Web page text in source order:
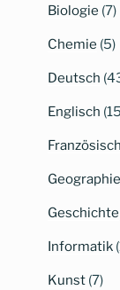
Biologie (7)
Chemie (5)
Deutsch
Englisch
Französisch
Geographie
Geschichte
Informatik
Kunst (7)